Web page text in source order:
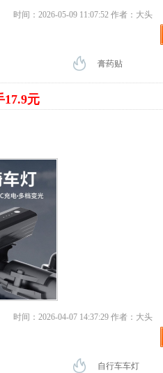
时间：2026-05-09 11:07:52 作者：大头
膏药贴
17.9元
时间：2026-04-07 14:37:29 作者：大头
自行车车灯